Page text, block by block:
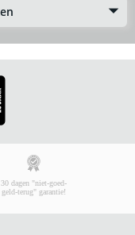
30 dagen "niet-goed-
geld-terug" garantie!